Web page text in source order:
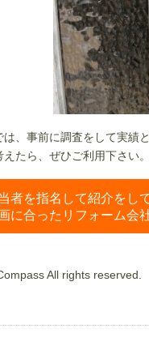
、事前に調査をして実績
たら、ぜひご利用下さい。
者を指名して紹介をし
に合ったリフォーム会
All rights reserved.